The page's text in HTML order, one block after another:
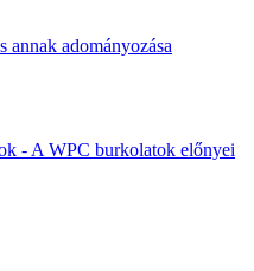
annak adományozása
- A WPC burkolatok előnyei